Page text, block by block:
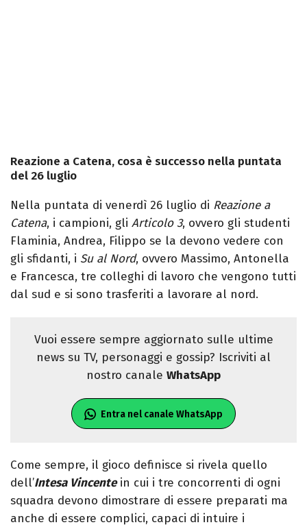
Reazione a Catena, cosa è successo nella puntata
del 26 luglio
Nella puntata di venerdì 26 luglio di Reazione a
Catena, i campioni, gli Articolo 3, ovvero gli studenti
Flaminia, Andrea, Filippo se la devono vedere con
gli sfidanti, i Su al Nord, ovvero Massimo, Antonella
e Francesca, tre colleghi di lavoro che vengono tutti
dal sud e si sono trasferiti a lavorare al nord.
Vuoi essere sempre aggiornato sulle ultime
news su TV, personaggi e gossip? Iscriviti al
nostro canale WhatsApp
Entra nel canale WhatsApp
Come sempre, il gioco definisce si rivela quello
dell’Intesa Vincentein cui i tre concorrenti di ogni
squadra devono dimostrare di essere preparati ma
anche di essere complici, capaci di intuire i